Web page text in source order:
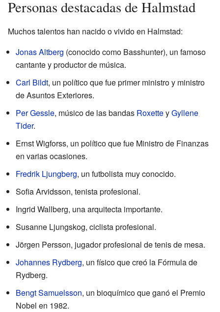
Personas destacadas de Halmstad
Muchos talentos han nacido o vivido en Halmstad:
Jonas Altberg (conocido como Basshunter), un famoso
cantante y productor de música.
Carl Bildt, un político que fue primer ministro y ministro
de Asuntos Exteriores.
Per Gessle, músico de las bandas RoxetteyGyllene
Tider.
Ernst Wigforss, un político que fue Ministro de Finanzas
en varias ocasiones.
Fredrik Ljungberg, un futbolista muy conocido.
Sofia Arvidsson, tenista profesional.
Ingrid Wallberg, una arquitecta importante.
Susanne Ljungskog, ciclista profesional.
Jörgen Persson, jugador profesional de tenis de mesa.
Johannes Rydberg, un físico que creó la Fórmula de
Rydberg.
Bengt Samuelsson, un bioquímico que ganó el Premio
Nobel en 1982.